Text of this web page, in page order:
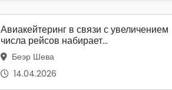
Авиакейтеринг в связи с увеличением
числа рейсов набирает...
Беэр Шева
14.04.2026